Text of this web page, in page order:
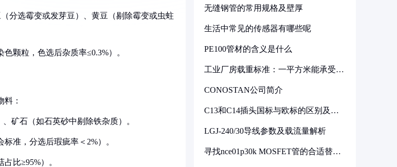
分选霉变或发芽豆）、黄豆（剔除霉变或虫蛀
颗粒，色选后杂质率≤0.3%）。
：
矿石（如石英砂中剔除铁杂质）。
准，分选后瑕疵率＜2%）。
比≥95%）。
无缝钢管的常用规格及壁厚
生活中常见的传感器有哪些呢
PE100管材的含义是什么
工业厂房载重标准：一平方米能承受多
CONOSTAN公司简介
C13和C14插头国标与欧标的区别及其
LGJ-240/30导线参数及载流量解析
寻找nce01p30k MOSFET管的合适替代